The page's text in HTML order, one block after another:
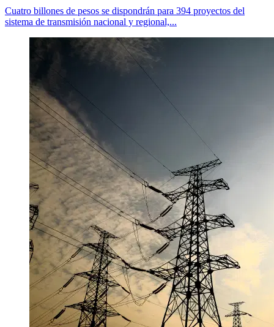
Cuatro billones de pesos se dispondrán para 394 proyectos del
sistema de transmisión nacional y regional,...